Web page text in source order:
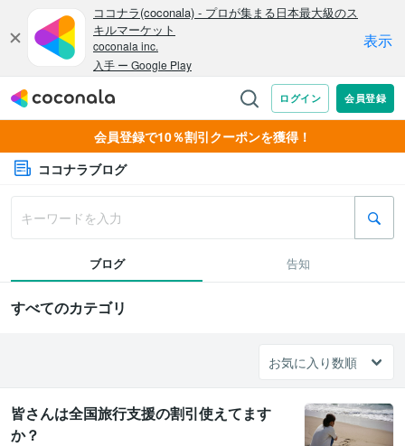
会員登録で10％割引クーポンを獲得！
ココナラブログ
ブログ 告知
すべてのカテゴリ
皆さんは全国旅行支援の割引使えてます
か？